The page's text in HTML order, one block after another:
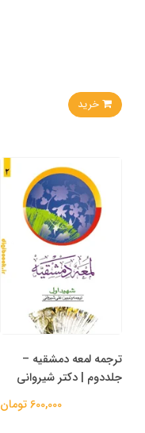
خرید
ترجمه لمعه دمشقیه –
جلددوم | دکتر شیروانی
600,000 تومان